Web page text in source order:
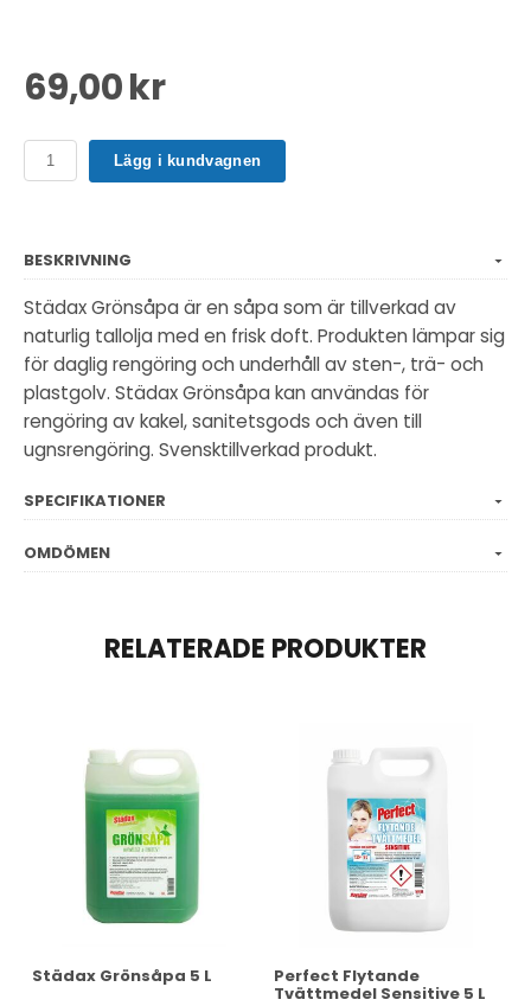
69,00 kr
Lägg i kundvagnen
BESKRIVNING
Städax Grönsåpa är en såpa som är tillverkad av
naturlig tallolja med en frisk doft. Produkten lämpar sig
för daglig rengöring och underhåll av sten-, trä- och
plastgolv. Städax Grönsåpa kan användas för
rengöring av kakel, sanitetsgods och även till
ugnsrengöring. Svensktillverkad produkt.
SPECIFIKATIONER
OMDÖMEN
RELATERADE PRODUKTER
Städax Grönsåpa 5 L Perfect Flytande
Tvättmedel Sensitive 5 L